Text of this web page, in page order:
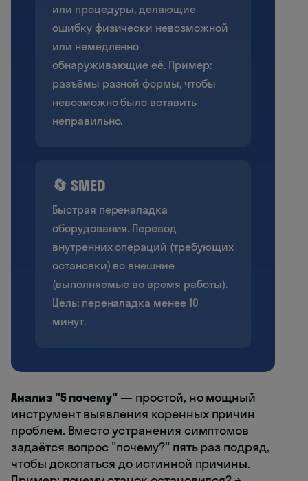
или процедуры, делающие
ошибку физически невозможной
или немедленно
обнаруживающие её. Пример:
разъёмы разной формы, чтобы
невозможно было вставить
неправильно.
🔄 SMED
Быстрая переналадка
оборудования. Перевод
внутренних операций (требующих
остановки) во внешние
(выполняемые во время работы).
Цель: переналадка менее 10
минут.
Анализ "5 почему" — простой, но мощный
инструмент выявления коренных причин
проблем. Вместо устранения симптомов
задаётся вопрос "почему?" пять раз подряд,
чтобы докопаться до истинной причины.